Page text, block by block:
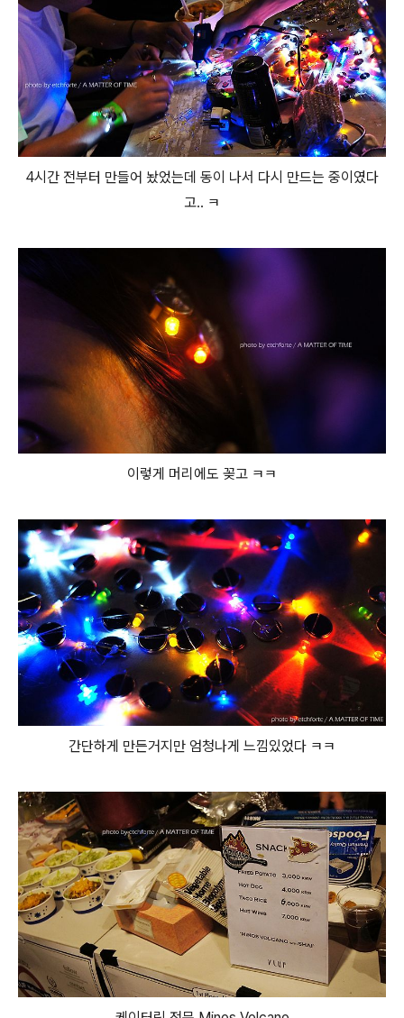
4시간 전부터 만들어 놨었는데 동이 나서 다시 만드는 중이였다
고.. ㅋ
이렇게 머리에도 꽂고 ㅋㅋ
간단하게 만든거지만 엄청나게 느낌있었다 ㅋㅋ